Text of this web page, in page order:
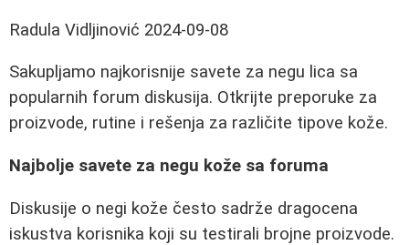
Radula Vidljinović 2024-09-08
Sakupljamo najkorisnije savete za negu lica sa
popularnih forum diskusija. Otkrijte preporuke za
proizvode, rutine i rešenja za različite tipove kože.
Najbolje savete za negu kože sa foruma
Diskusije o negi kože često sadrže dragocena
iskustva korisnika koji su testirali brojne proizvode.